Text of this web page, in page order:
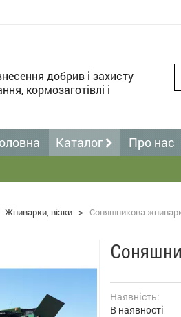
добрив і захисту
кормозаготівлі і
Каталог Про нас
Жниварки, візки > Соняшникова
Наявність:
В наявності